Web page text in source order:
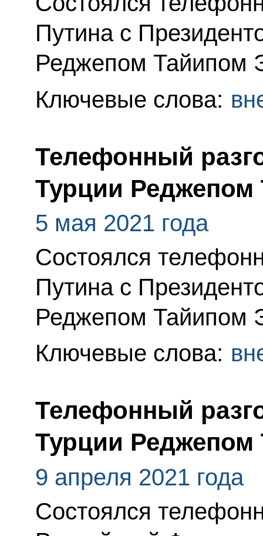
Путина с
Реджепом Тайипом
Ключевые слова:
Телефонный
Турции
5 мая 2021 года
Состоялся
Путина с
Реджепом Тайипом
Ключевые слова:
Телефонный
Турции
9 апреля 2021 года
Состоялся